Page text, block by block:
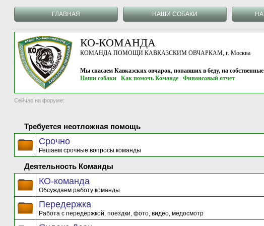
ГЛАВНАЯ НАШИ СОБАКИ
КО-КОМАНДА
КОМАНДА ПОМОЩИ КАВКАЗСКИМ ОВЧАРКАМ, г. Москва
Мы спасаем Кавказских овчарок, попавших в беду, на
Наши собаки
Как помочь Команде Финансовый отчет
Сейчас на форуме:
Требуется неотложная помощь
Срочно
Решаем срочные вопросы команды
Деятельность Команды
КО-команда
Обсуждаем работу команды
Передержка
Работа с передержкой, поездки, фото, видео, медосмотр